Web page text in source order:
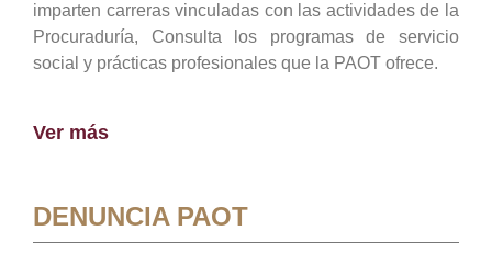
imparten carreras vinculadas con las actividades de la
Procuraduría, Consulta los programas de servicio
social y prácticas profesionales que la PAOT ofrece.
Ver más
DENUNCIA PAOT